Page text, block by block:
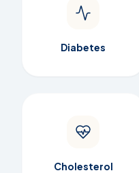
Diabetes
Cholesterol